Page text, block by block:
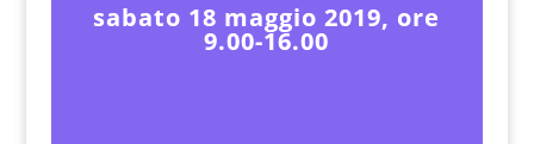
sabato 18 maggio 2019, ore
9.00-16.00